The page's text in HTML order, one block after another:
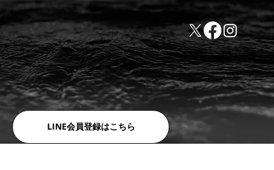
LINE会員登録はこちら
TEL:0532-31-4646
FAX:0532-32-6810
​会社概要
​利用規約